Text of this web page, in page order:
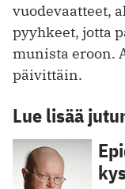
vuodevaatteet,
pyyhkeet, jotta
munista eroon.
päivittäin.
Lue lisää